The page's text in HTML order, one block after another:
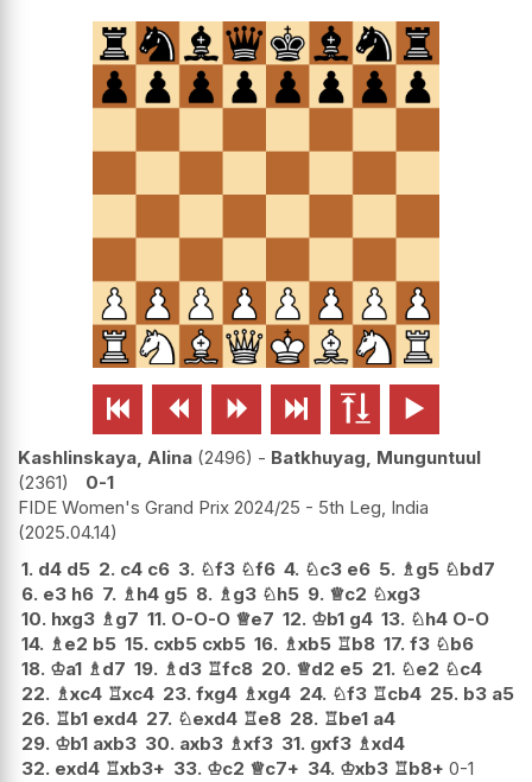
     
Kashlinskaya, Alina 2496 - Batkhuyag, Munguntuul
2361
0-1
FIDE Women's Grand Prix 2024/25 - 5th Leg, India
2025.04.14
1. d4 d5 2. c4 c6 3. ♘f3 ♘f6 4. ♘c3 e6 5. ♗g5 ♘bd7
6. e3 h6 7. ♗h4 g5 8. ♗g3 ♘h5 9. ♕c2 ♘xg3
10. hxg3 ♗g7 11. O-O-O ♕e7 12. ♔b1 g4 13. ♘h4 O-O
14. ♗e2 b5 15. cxb5 cxb5 16. ♗xb5 ♖b8 17. f3 ♘b6
18. ♔a1 ♗d7 19. ♗d3 ♖fc8 20. ♕d2 e5 21. ♘e2 ♘c4
22. ♗xc4 ♖xc4 23. fxg4 ♗xg4 24. ♘f3 ♖cb4 25. b3 a5
26. ♖b1 exd4 27. ♘exd4 ♖e8 28. ♖be1 a4
29. ♔b1 axb3 30. axb3 ♗xf3 31. gxf3 ♗xd4
32. exd4 ♖xb3+ 33. ♔c2 ♕c7+ 34. ♔xb3 ♖b8+ 0-1